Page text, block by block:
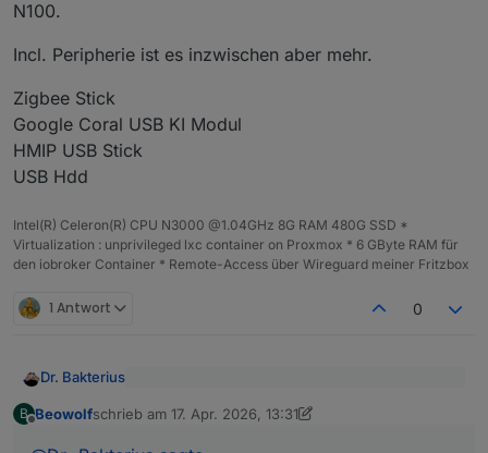
N100.
Incl. Peripherie ist es inzwischen aber mehr.
Zigbee Stick
Google Coral USB KI Modul
HMIP USB Stick
USB Hdd
Intel(R) Celeron(R) CPU N3000 @1.04GHz 8G RAM 480G SSD *
Virtualization : unprivileged lxc container on Proxmox * 6 GByte RAM für
den iobroker Container * Remote-Access über Wireguard meiner Fritzbox
1 Antwort 0
Dr. Bakterius
B Beowolfschrieb am 17. Apr. 2026, 13:31
zuletzt editiert von Beowolf